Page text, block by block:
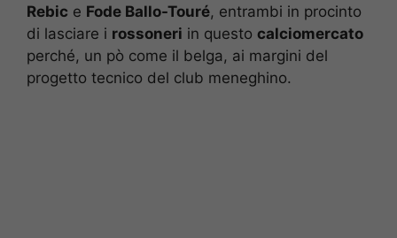
Rebic e Fode Ballo-Touré, entrambi in procinto
di lasciare i rossoneri in questo calciomercato
perché, un pò come il belga, ai margini del
progetto tecnico del club meneghino.